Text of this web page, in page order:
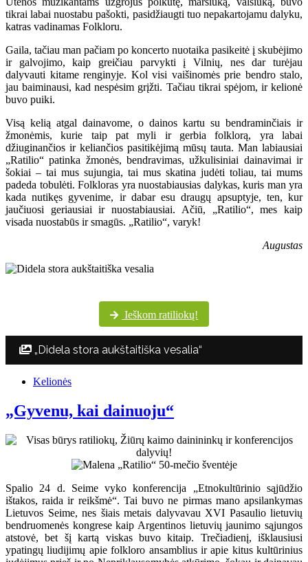
tikrai labai nuostabu pašokti, pasidžiaugti tuo nepakartojamu dalyku,
katras vadinamas Folkloru.
Gaila, tačiau man pačiam po koncerto nuotaika pasikeitė į skubėjimo
ir galvojimo, kaip greičiau parvykti į Vilnių, nes dar turėjau
dalyvauti kitame renginyje. Kol visi vaišinomės prie bendro stalo,
jau baiminausi, kad nespėsim grįžti. Tačiau tikrai spėjom, ir kelionė
buvo puiki.
Visą kelią atgal dainavome, o dainos kartu su bendraminčiais ir
žmonėmis, kurie taip pat myli ir gerbia folklorą, yra labai
džiuginančios ir keliančios pasitikėjimą mūsų tauta. Man labiausiai
„Ratilio“ patinka žmonės, bendravimas, užkulisiniai dainavimai ir
šokiai – tai mus sujungia, tai mus skatina judėti toliau, tai mums
padeda tobulėti. Folkloras yra nuostabiausias dalykas, kuris man yra
kada nutikęs gyvenime, ir dabar esu draugų apsuptyje, ten, kur
jaučiuosi geriausiai ir nuostabiausiai. Ačiū, „Ratilio“, mes kaip
visada nuostabūs ir smagūs. „Ratilio“, varyk!
Augustas
Ieškom ratiliokų!
„Didela stora aukštaitiška vesalia“
Kelionės
„Gyvenu, kai dainuoju“
Spalio 24 d. Seime vyko konferencija „Etnokultūrinio sąjūdžio
ištakos, raida ir reikšmė“. Tai buvo ne pirmas mano apsilankymas
Lietuvos Seime, nes šiais metais dalyvavau XVI Pasaulio lietuvių
bendruomenės kongrese kaip Argentinos lietuvių jaunimo sąjungos
atstovė, bet šį kartą viskas buvo kitaip. Trečiadienį, išklausiusi
ypatingų liudijimų apie folkloro ansamblius ir apie kitus kultūrinius